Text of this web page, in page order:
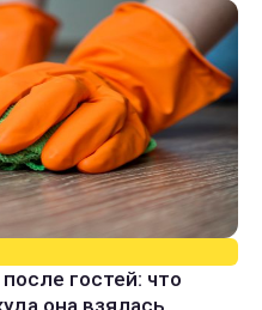
гостей: что
она взялась